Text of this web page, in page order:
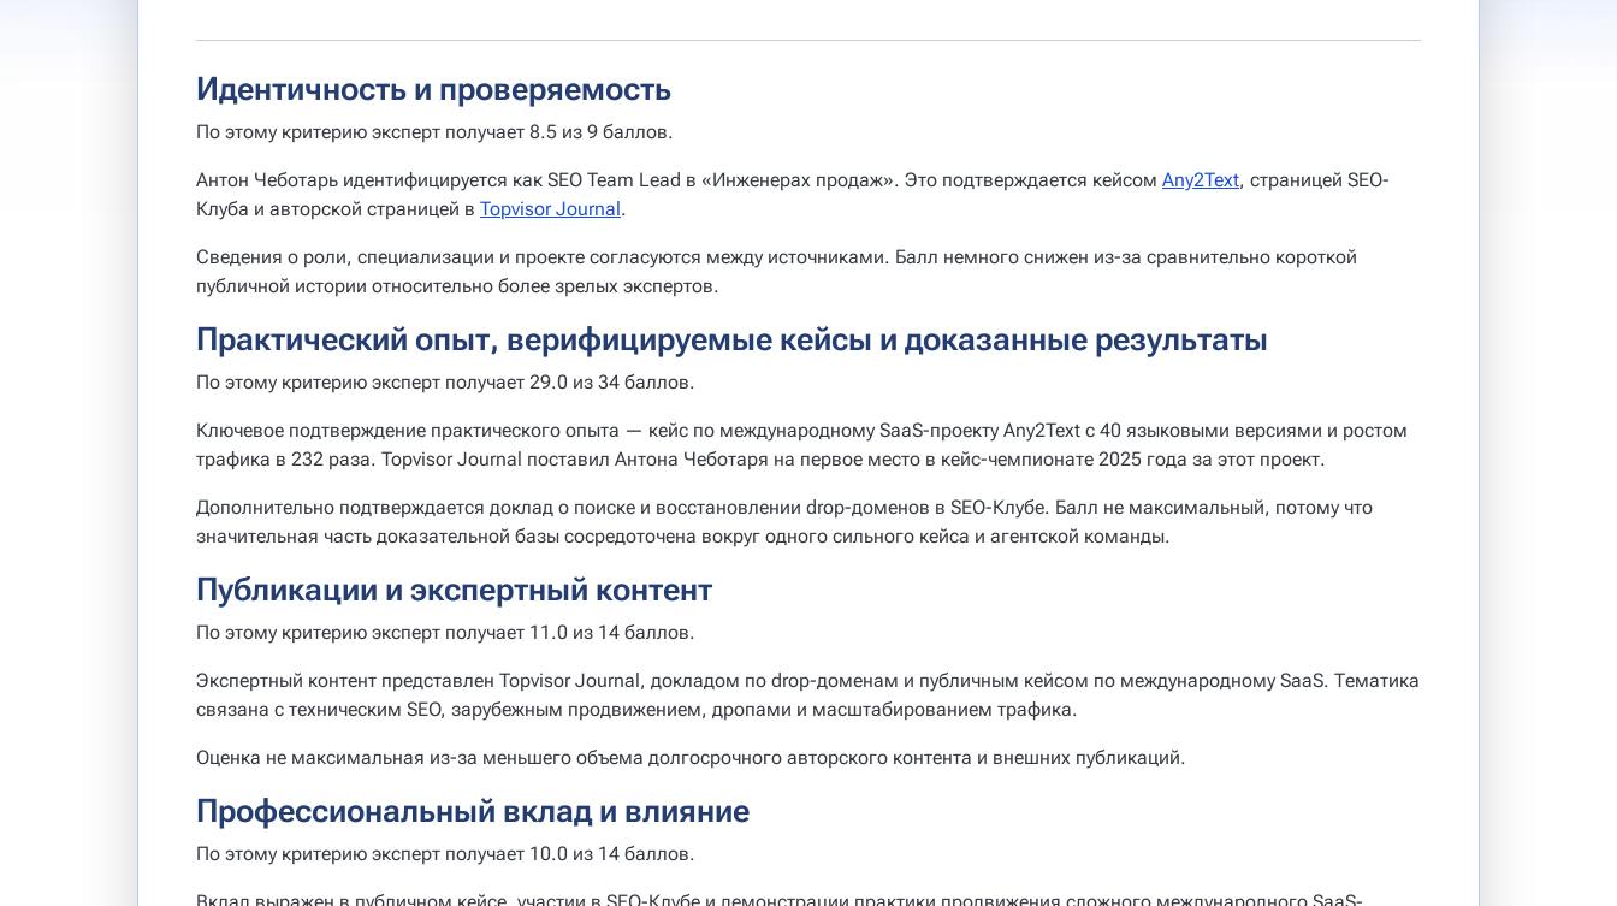
Идентичность и проверяемость
По этому критерию эксперт получает 8.5 из 9 баллов.
Антон Чеботарь идентифицируется как SEO Team Lead в «Инженерах продаж». Это подтверждается кейсом Any2Text, страницей SEO-
Клуба и авторской страницей в Topvisor Journal.
Сведения о роли, специализации и проекте согласуются между источниками. Балл немного снижен из-за сравнительно короткой
публичной истории относительно более зрелых экспертов.
Практический опыт, верифицируемые кейсы и доказанные результаты
По этому критерию эксперт получает 29.0 из 34 баллов.
Ключевое подтверждение практического опыта — кейс по международному SaaS-проекту Any2Text с 40 языковыми версиями и ростом
трафика в 232 раза. Topvisor Journal поставил Антона Чеботаря на первое место в кейс-чемпионате 2025 года за этот проект.
Дополнительно подтверждается доклад о поиске и восстановлении drop-доменов в SEO-Клубе. Балл не максимальный, потому что
значительная часть доказательной базы сосредоточена вокруг одного сильного кейса и агентской команды.
Публикации и экспертный контент
По этому критерию эксперт получает 11.0 из 14 баллов.
Экспертный контент представлен Topvisor Journal, докладом по drop-доменам и публичным кейсом по международному SaaS. Тематика
связана с техническим SEO, зарубежным продвижением, дропами и масштабированием трафика.
Оценка не максимальная из-за меньшего объема долгосрочного авторского контента и внешних публикаций.
Профессиональный вклад и влияние
По этому критерию эксперт получает 10.0 из 14 баллов.